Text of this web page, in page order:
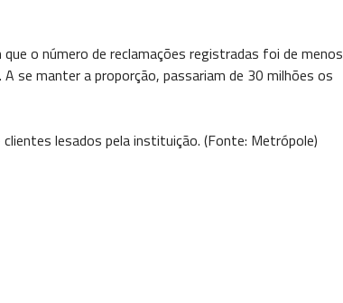
o número de reclamações registradas foi de menos
se manter a proporção, passariam de 30 milhões os
lesados pela instituição. (Fonte: Metrópole)